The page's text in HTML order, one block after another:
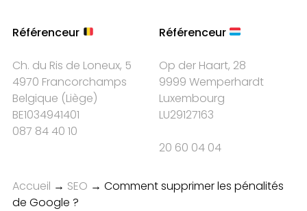
Référenceur
Ch. du Ris de Loneux, 5
4970 Francorchamps
Belgique (Liège)
BE1034941401
087 84 40 10
Référenceur
Op der Haart, 28
9999 Wemperhardt
Luxembourg
LU29127163
20 60 04 04
Accueil → SEO → Comment supprimer les pénalités
de Google ?